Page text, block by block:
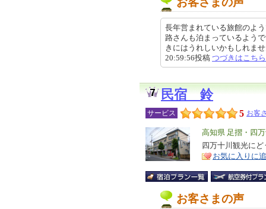
長年営まれている旅館のよ
路さんも泊まっているよう
きにはうれしいかもしれま
20:59:56投稿 つづきはこちら
民宿 鈴
サービス 5 お客
エ
リ
ア
高知県 足摺・四
特
徴
四万十川観光に
お気に入りに
お客さまの声